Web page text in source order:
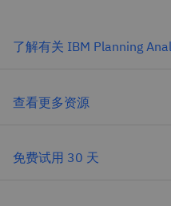
了解有关 IBM Planning
查看更多资源
免费试用 30 天